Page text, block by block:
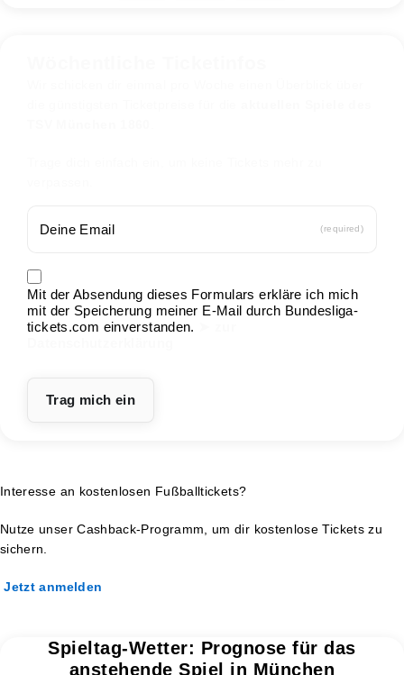
(required)
Mit der Absendung dieses Formulars erkläre ich mich
mit der Speicherung meiner E-Mail durch Bundesliga-
tickets.com einverstanden.
Interesse an kostenlosen Fußballtickets?
Nutze unser Cashback-Programm, um dir kostenlose Tickets zu
sichern.
Jetzt anmelden
Spieltag-Wetter: Prognose für das
anstehende Spiel in München